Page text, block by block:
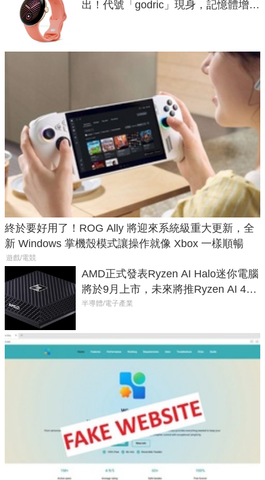
出！代號「godric」現身，記憶體增強
終於要好用了！ROG Ally 將迎來系統級重大更新，全
新 Windows 掌機殼模式讓操作就像 Xbox 一樣順暢
遊戲/電競
AMD正式發表Ryzen AI Halo迷你電腦
將於9月上市，未來將推Ryzen AI 400
Max系列處理器與對應升級版
半導體/電子產業